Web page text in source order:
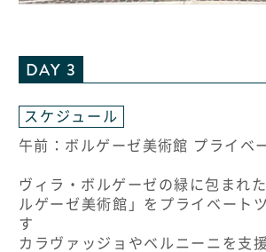
DAY 3
スケジュール
午前：ボルゲーゼ美術館 プライベ
ヴィラ・ボルゲーゼの緑に包まれ
ルゲーゼ美術館」をプライベート
す
カラヴァッジョやベルニーニを支